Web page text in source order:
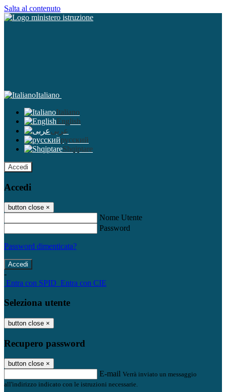
Salta al contenuto
Italiano
Italiano
English
عربى
русский
Shqiptare
Accedi
Accedi
button close ×
Nome Utente
Password
Password dimenticata?
-
Entra con SPID Entra con CIE
Seleziona utente
button close ×
Recupero password
button close ×
E-mail Verrà inviato un messaggio
all'indirizzo indicato con le istruzioni necessarie.